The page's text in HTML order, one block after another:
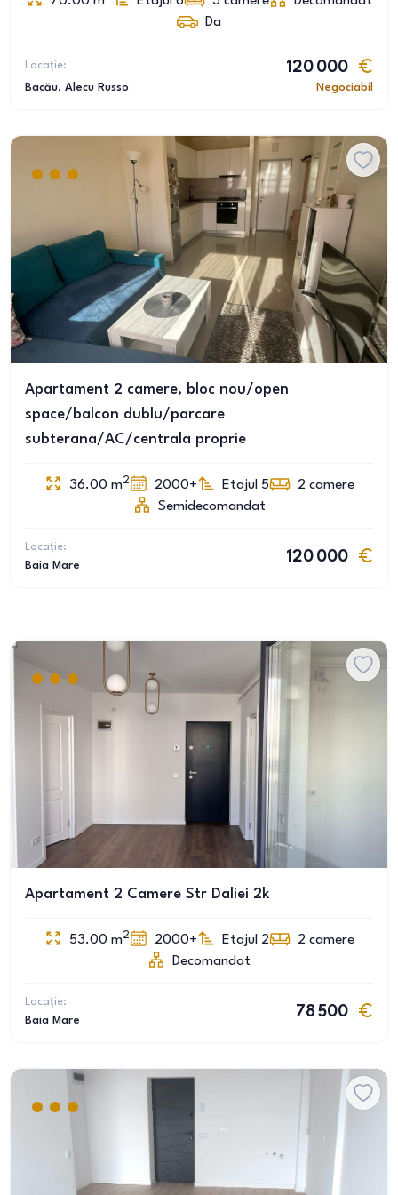
Da
Locație:
Bacău, Alecu Russo
120 000
Negociabil
Apartament 2 camere, bloc nou/open
space/balcon dublu/parcare
subterana/AC/centrala proprie
36.00 m2 2000+ Etajul 5 2 camere
Semidecomandat
Locație:
Baia Mare
120 000
Apartament 2 Camere Str Daliei 2k
53.00 m2 2000+ Etajul 2 2 camere
Decomandat
Locație:
Baia Mare
78 500